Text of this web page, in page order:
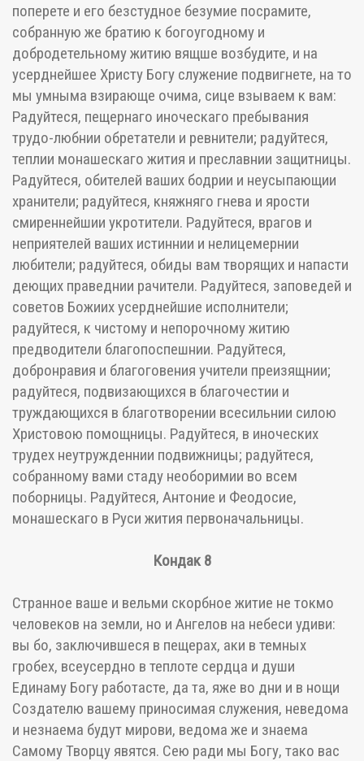
поперете и его безстудное безумие посрамите,
собранную же братию к богоугодному и
добродетельному житию вящше возбудите, и на
усерднейшее Христу Богу служение подвигнете, на то
мы умныма взирающе очима, сице взываем к вам:
Радуйтеся, пещернаго иноческаго пребывания
трудо-любнии обретатели и ревнители; радуйтеся,
теплии монашескаго жития и преславнии защитницы.
Радуйтеся, обителей ваших бодрии и неусыпающии
хранители; радуйтеся, княжняго гнева и ярости
смиреннейшии укротители. Радуйтеся, врагов и
неприятелей ваших истиннии и нелицемернии
любители; радуйтеся, обиды вам творящих и напасти
деющих праведнии рачители. Радуйтеся, заповедей и
советов Божиих усерднейшие исполнители;
радуйтеся, к чистому и непорочному житию
предводители благопоспешнии. Радуйтеся,
добронравия и благоговения учители преизящнии;
радуйтеся, подвизающихся в благочестии и
труждающихся в благотворении всесильнии силою
Христовою помощницы. Радуйтеся, в иноческих
трудех неутружденнии подвижницы; радуйтеся,
собранному вами стаду необоримии во всем
поборницы. Радуйтеся, Антоние и Феодосие,
монашескаго в Руси жития первоначальницы.
Кондак 8
Странное ваше и вельми скорбное житие не токмо
человеков на земли, но и Ангелов на небеси удиви:
вы бо, заключившеся в пещерах, аки в темных
гробех, всеусердно в теплоте сердца и души
Единаму Богу работасте, да та, яже во дни и в нощи
Создателю вашему приносимая служения, неведома
и незнаема будут мирови, ведома же и знаема
Самому Творцу явятся. Сею ради мы Богу, тако вас